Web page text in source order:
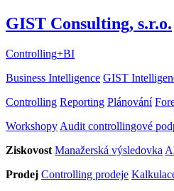
GIST Consulting, s.r.o.
Controlling+BI
Business Intelligence GIST
Controlling Reporting Plánování
Workshopy Audit controllingové
Ziskovost Manažerská výsledovka
Prodej Controlling prodeje